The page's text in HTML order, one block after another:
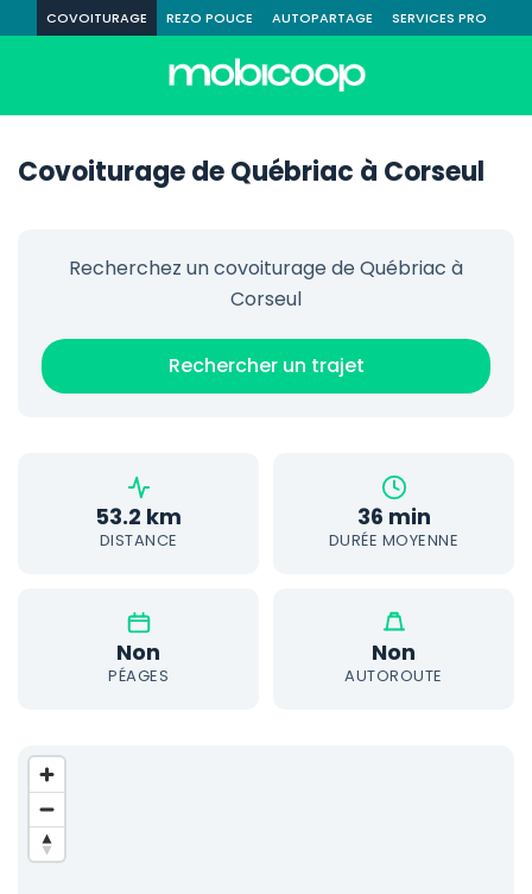
COVOITURAGE REZO POUCE AUTOPARTAGE SERVICES PRO
Covoiturage de Québriac à Corseul
Recherchez un covoiturage de Québriac à
Corseul
Rechercher un trajet
53.2 km
DISTANCE
36 min
DURÉE MOYENNE
Non
PÉAGES
Non
AUTOROUTE